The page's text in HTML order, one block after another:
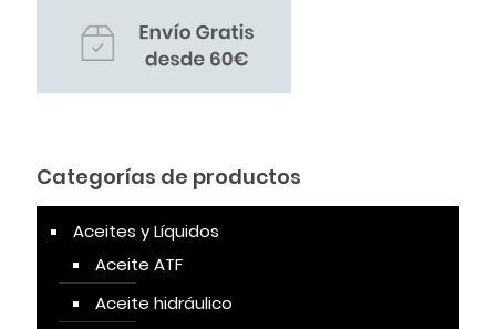
Categorías de productos
Aceites y Líquidos
Aceite ATF
Aceite hidráulico